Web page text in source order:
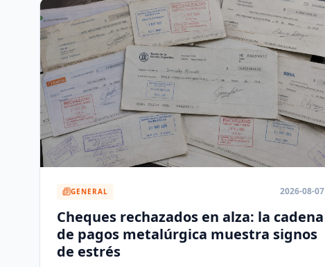
GENERAL 2026-08-07
Cheques rechazados en alza: la cadena
de pagos metalúrgica muestra signos
de estrés